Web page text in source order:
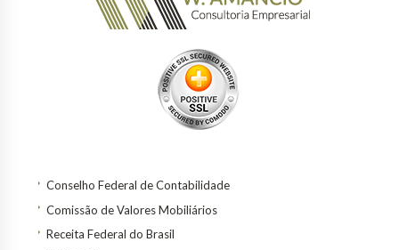
Conselho Federal de Contabilidade
Comissão de Valores Mobiliários
Receita Federal do Brasil